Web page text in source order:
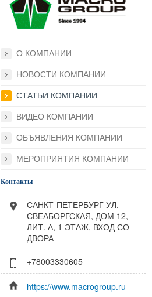
О КОМПАНИИ
НОВОСТИ КОМПАНИИ
СТАТЬИ КОМПАНИИ
ВИДЕО КОМПАНИИ
ОБЪЯВЛЕНИЯ КОМПАНИИ
МЕРОПРИЯТИЯ КОМПАНИИ
Контакты
САНКТ-ПЕТЕРБУРГ УЛ.
СВЕАБОРГСКАЯ, ДОМ 12,
ЛИТ. А, 1 ЭТАЖ, ВХОД СО
ДВОРА
+78003330605
https://www.macrogroup.ru